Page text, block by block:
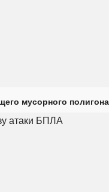
мусорного полигона